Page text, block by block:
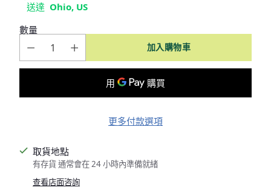
送達 Ohio, US
數量
加入購物車
更多付款選項
取貨地點
有存貨 通常會在 24 小時內準備就緒
查看店面咨詢